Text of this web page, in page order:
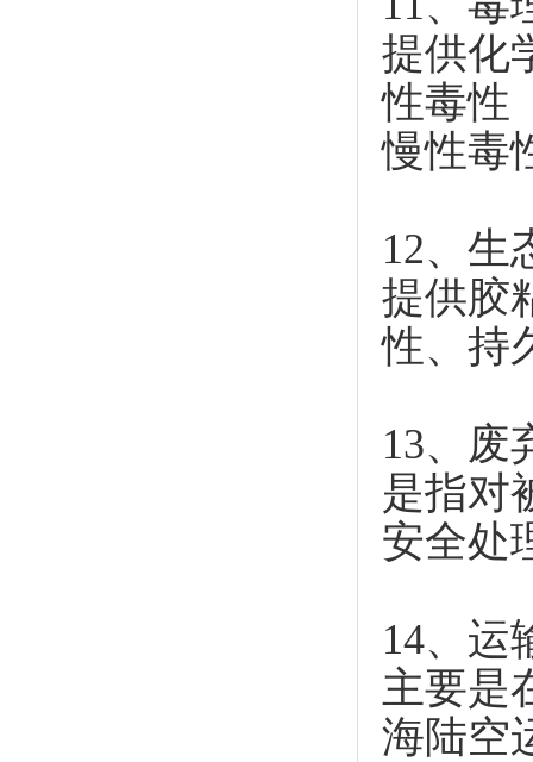
提供化
性毒性
慢性毒
12、生
提供胶
性、持
13、废
是指对
安全处
14、运
主要是
海陆空